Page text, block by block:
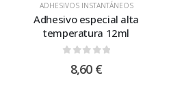
ADHESIVOS INSTANTÁNEOS
Adhesivo especial alta
temperatura 12ml
8,60 €